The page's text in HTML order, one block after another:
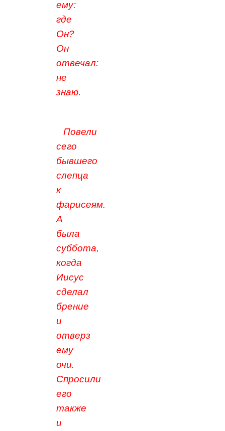
ему:
где
Он?
Он
отвечал:
не
знаю.
Повели
сего
бывшего
слепца
к
фарисеям.
А
была
суббота,
когда
Иисус
сделал
брение
и
отверз
ему
очи.
Спросили
его
также
и